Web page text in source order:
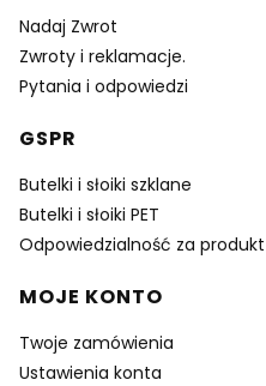
Nadaj Zwrot
Zwroty i reklamacje.
Pytania i odpowiedzi
GSPR
Butelki i słoiki szklane
Butelki i słoiki PET
Odpowiedzialność za produkt
MOJE KONTO
Twoje zamówienia
Ustawienia konta